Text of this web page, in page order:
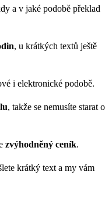
a v jaké podobě překlad
, u krátkých textů ještě
i elektronické podobě.
, takže se nemusíte starat o
zvýhodněný ceník.
krátký text a my vám